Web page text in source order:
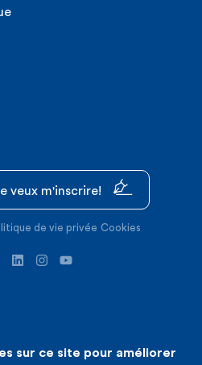
veux m'inscrire!
de vie privée Cookies
de site internet : Expansion
sur ce site pour améliorer